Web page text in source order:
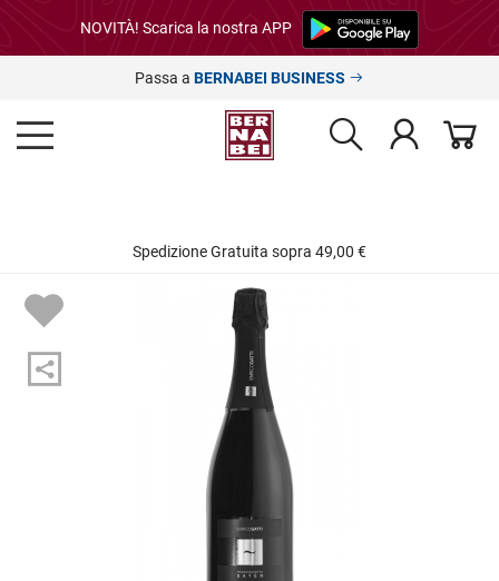
NOVITÀ! Scarica la nostra APP
Passa a BERNABEI BUSINESS
Spedizione Gratuita sopra 49,00 €